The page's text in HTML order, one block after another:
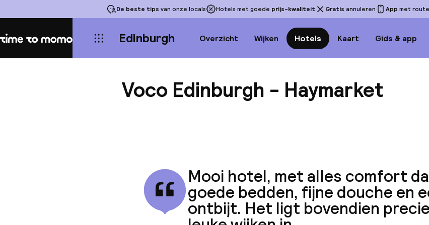
De beste tips van onze locals Hotels met goede prijs-kwaliteit Gratis annuleren App met
Home Edinburgh Overzicht Wijken Hotels Kaart Gids & app
Voco Edinburgh - Haymarket
Mooi hotel, met alles comfort
goede bedden, fijne douche en
ontbijt. Het ligt bovendien